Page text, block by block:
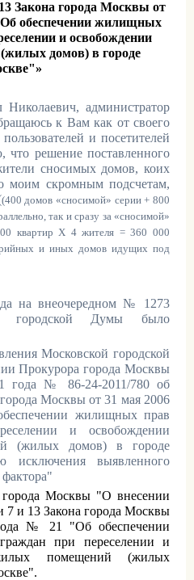
Закона города Москвы от
обеспечении жилищных
и освобождении
домов) в городе
администратор
к Вам как от своего
и посетителей
что решение поставленного
сносимых домов, коих
моим скромным подсчетам,
(400 домов «сносимой» серии + 800
так и сразу за «сносимой»
квартир Х 4 жителя = 360 000
и иных домов идущих под
на внеочередном № 1273
городской Думы было
Московской городской
Прокурора города Москвы
года № 86-24-2011/780 об
Москвы от 31 мая 2006
жилищных прав
и освобождении
(жилых домов) в городе
выявленного
города Москвы "О внесении
7 и 13 Закона города Москвы
№ 21 "Об обеспечении
при переселении и
помещений (жилых
.